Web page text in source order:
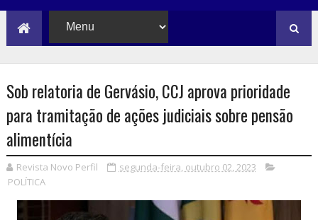
Sob relatoria de Gervásio, CCJ aprova prioridade
para tramitação de ações judiciais sobre pensão
alimentícia
Revista Novo Perfil
segunda-feira, outubro 02, 2023
POLÍTICA